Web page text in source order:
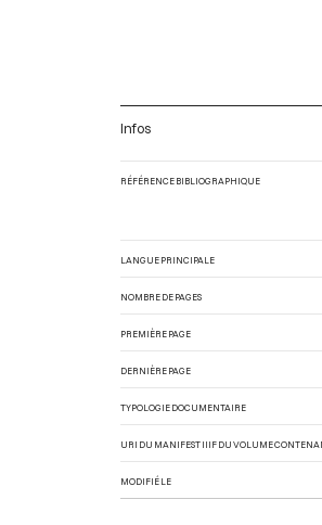
Infos
RÉFÉRENCE BIBLIOGRAPHIQUE
LANGUE PRINCIPALE
NOMBRE DE PAGES
PREMIÈRE PAGE
DERNIÈRE PAGE
TYPOLOGIE DOCUMENTAIRE
URI DU MANIFEST IIIF DU VOLUME
MODIFIÉ LE